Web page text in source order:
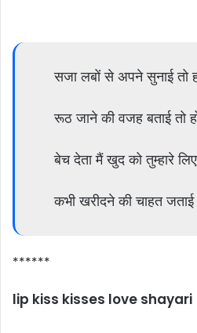
सजा लबों से अपने सुनाई तो
रूठ जाने की वजह बताई तो
बेच देता मैं खुद को तुम्हारे
कभी खरीदने की चाहत जताई
******
lip kiss kisses love shayari